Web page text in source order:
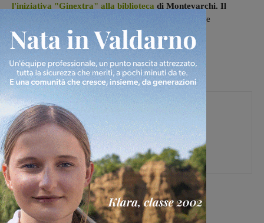
l'iniziativa "Ginextra" alla biblioteca di Montevarchi. Il
sarà "La cacca!" con due orari di turno: ore 16 e
17. Attività gratuite con prenotazione obbligatoria.
Federica Crini
[rp4wp limit=4]